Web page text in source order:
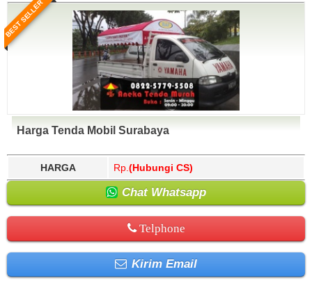
BEST SELLER
Harga Tenda Mobil Surabaya
HARGA Rp. (Hubungi CS)
Chat Whatsapp
Telphone
Kirim Email